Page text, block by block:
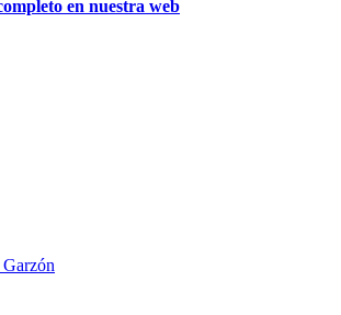
en nuestra web